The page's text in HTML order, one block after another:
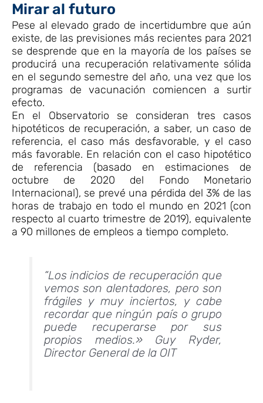
Mirar al futuro
Pese al elevado grado de incertidumbre que aún
existe, de las previsiones más recientes para 2021
se desprende que en la mayoría de los países se
producirá una recuperación relativamente sólida
en el segundo semestre del año, una vez que los
programas de vacunación comiencen a surtir
efecto.
En el Observatorio se consideran tres casos
hipotéticos de recuperación, a saber, un caso de
referencia, el caso más desfavorable, y el caso
más favorable. En relación con el caso hipotético
de referencia (basado en estimaciones de
octubre de 2020 del Fondo Monetario
Internacional), se prevé una pérdida del 3% de las
horas de trabajo en todo el mundo en 2021 (con
respecto al cuarto trimestre de 2019), equivalente
a 90 millones de empleos a tiempo completo.
“Los indicios de recuperación que
vemos son alentadores, pero son
frágiles y muy inciertos, y cabe
recordar que ningún país o grupo
puede recuperarse por sus
propios medios.» Guy Ryder,
Director General de la OIT